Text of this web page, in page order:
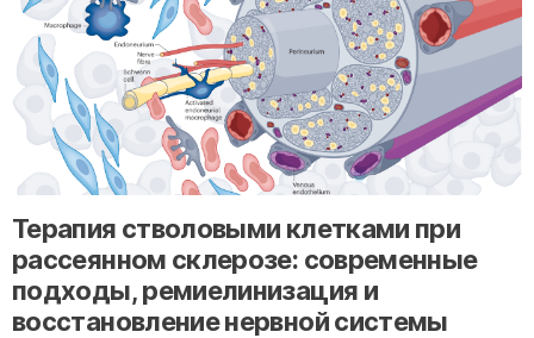
" alt="loading" class="img-responsive"/>
Терапия стволовыми клетками при
рассеянном склерозе: современные
подходы, ремиелинизация и
восстановление нервной системы